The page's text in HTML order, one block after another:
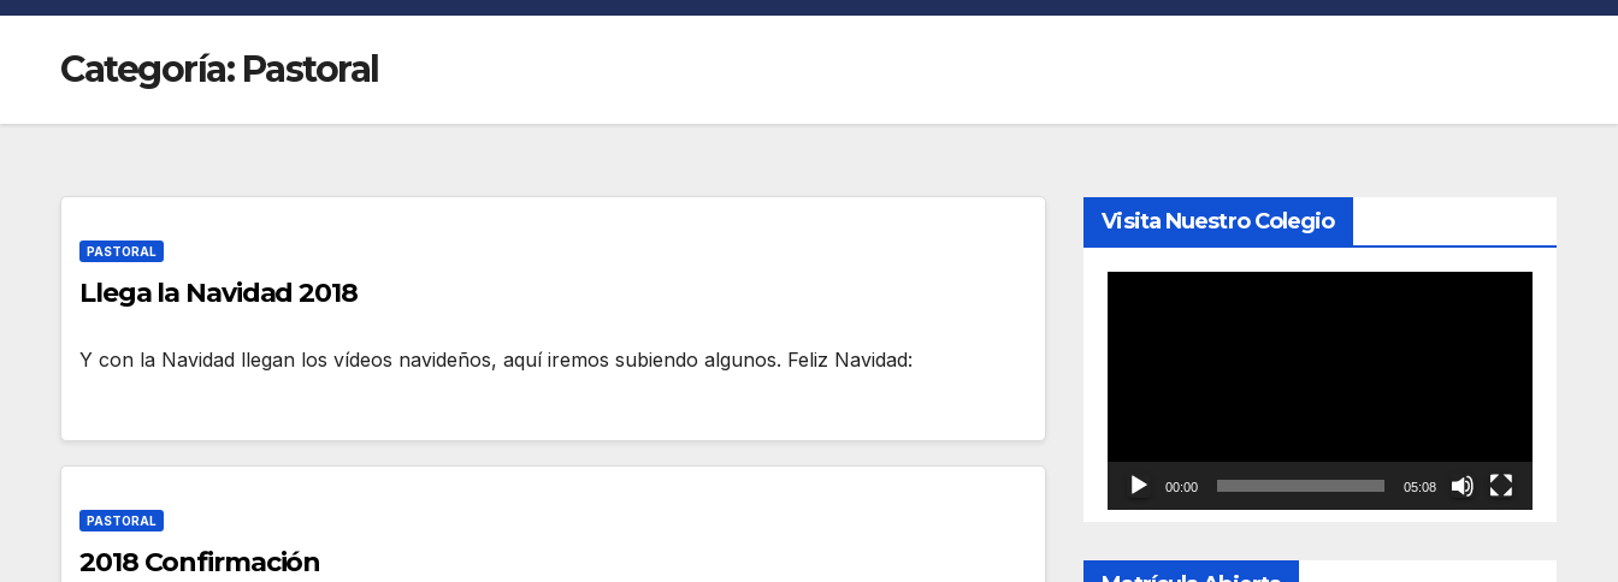
Categoría: Pastoral
PASTORAL
Llega la Navidad 2018
Y con la Navidad llegan los vídeos navideños, aquí iremos subiendo algunos. Feliz Navidad:
PASTORAL
2018 Confirmación
Visita Nuestro Colegio
00:00 05:08